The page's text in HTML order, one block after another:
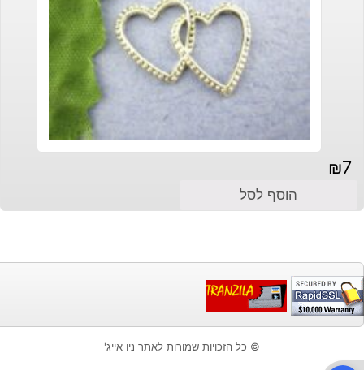
₪7
הוסף לסל
© כל הזכויות שמורות לאתר ניו אייג'